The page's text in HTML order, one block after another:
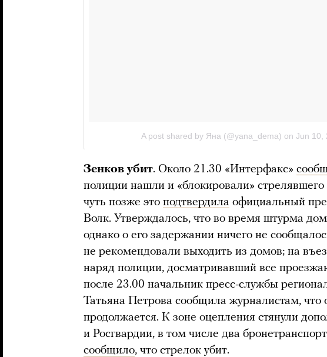
Зенков убит. Около 21.30 «Интерфакс»
полиции нашли и «блокировали»
чуть позже это подтвердила официальный
Волк. Утверждалось, что во время штурма
однако о его задержании ничего не
не рекомендовали выходить из домов; на
наряд полиции, досматривавший все
после 23.00 начальник пресс-службы
Татьяна Петрова сообщила журналистам,
продолжается. К зоне оцепления стянули
и Росгвардии, в том числе два
сообщило, что стрелок убит.